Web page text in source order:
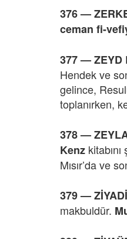
376 —
ceman fi-
377 —ZEYD
Hendek ve
gelince,
toplanırken,
378 —
Kenz
Mısır’da ve
379 —ZİYADİ
makbuldür.